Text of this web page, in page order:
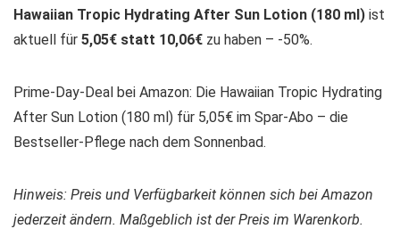
Hawaiian Tropic Hydrating After Sun Lotion (180 ml) ist
aktuell für 5,05€ statt 10,06€ zu haben – -50%.
Prime-Day-Deal bei Amazon: Die Hawaiian Tropic Hydrating
After Sun Lotion (180 ml) für 5,05€ im Spar-Abo – die
Bestseller-Pflege nach dem Sonnenbad.
Hinweis: Preis und Verfügbarkeit können sich bei Amazon
jederzeit ändern. Maßgeblich ist der Preis im Warenkorb.